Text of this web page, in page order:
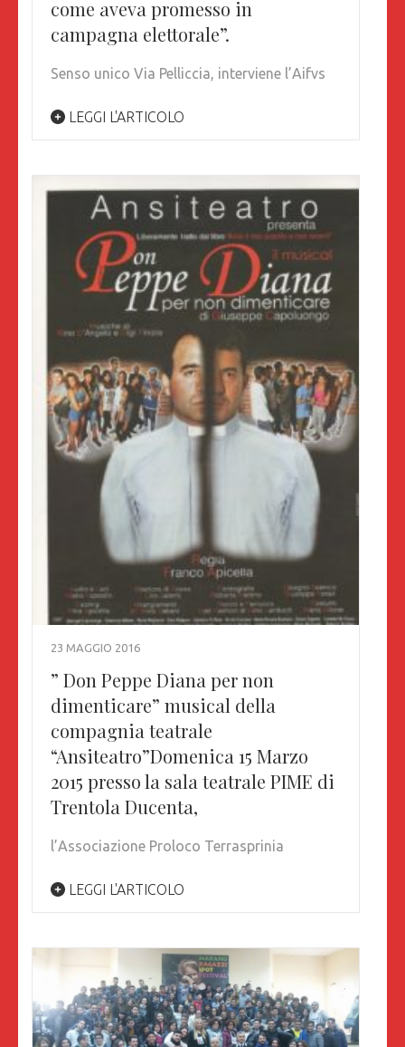
come aveva promesso in
campagna elettorale”.
Senso unico Via Pelliccia, interviene l’Aifvs
LEGGI L'ARTICOLO
23 MAGGIO 2016
” Don Peppe Diana per non
dimenticare” musical della
compagnia teatrale
“Ansiteatro”Domenica 15 Marzo
2015 presso la sala teatrale PIME di
Trentola Ducenta,
l’Associazione Proloco Terrasprinia
LEGGI L'ARTICOLO